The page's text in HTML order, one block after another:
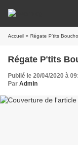
Accueil » Régate P'tits
Régate P'tits
Publié le 20/04/2020 à
Par Admin